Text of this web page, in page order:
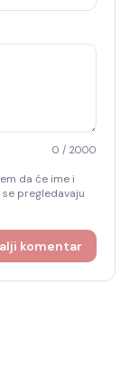
0 / 2000
da će ime i
pregledavaju
komentar